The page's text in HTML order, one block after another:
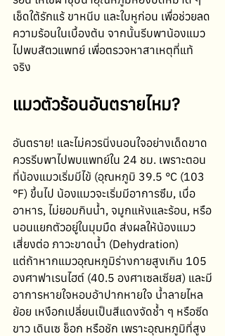
เช็ดใต้รักแร้ ขาหนีบ และใบหูก่อน เพื่อช่วยลด
ความร้อนในเบื้องต้น จากนั้นรีบพาน้องแมว
ไปพบสัตวแพทย์ เพื่อตรวจหาสาเหตุที่แท้
จริง
แมวตัวร้อนอันตรายไหม?
อันตราย! และไม่ควรนิ่งนอนใจอย่างเด็ดขาด
ควรรีบพาไปพบแพทย์ใน 24 ชม. เพราะตอน
ที่น้องแมวเริ่มมีไข้ (อุณหภูมิ 39.5 °C (103
°F) ขึ้นไป น้องแมวจะเริ่มมีอาการซึม, เบื่อ
อาหาร, ไม่ยอมกินน้ำ, จมูกแห้งและร้อน, หรือ
นอนแยกตัวอยู่ในมุมมืด ส่งผลให้น้องแมว
เสี่ยงต่อ ภาวะขาดน้ำ (Dehydration)
แต่ถ้าหากแมวอุณหภูมิร่างกายสูงเกิน 105
องศาฟาเรนไฮต์ (40.5 องศาเซลเซียส) และมี
อาการหายใจหอบอ้าปากหายใจ น้ำลายไหล
ย้อย เหงือกเปลี่ยนเป็นสีแดงจัดช้ำ ๆ หรือซีด
ขาว เดินเซ ช็อก หรือชัก เพราะอุณหภูมิที่สูง